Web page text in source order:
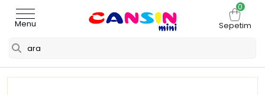
Menu
0
Sepetim